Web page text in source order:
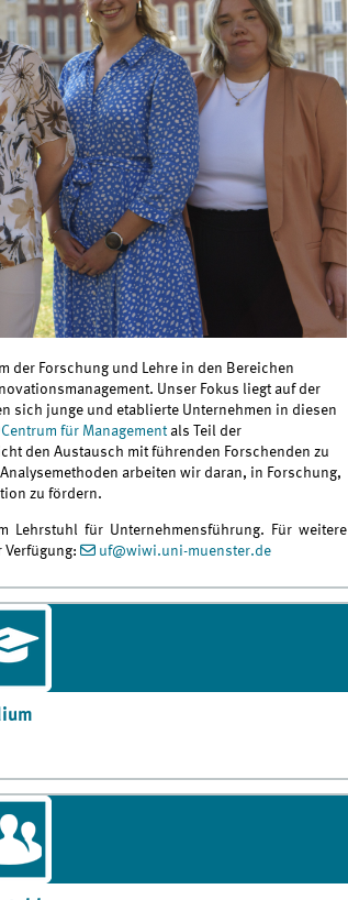
der Forschung und Lehre in den Bereichen
Unser Fokus liegt auf der
sich junge und etablierte Unternehmen in diesen
Centrum für Management als Teil der
den Austausch mit führenden Forschenden zu
arbeiten wir daran, in Forschung,
zu fördern.
Lehrstuhl für Unternehmensführung. Für weitere
Verfügung:
uf@wiwi.uni-muenster.de